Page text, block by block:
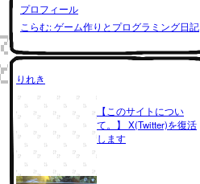
プロフィール
こらむ: ゲーム作りとプログラミング日記
りれき
【このサイトについ
て。】 X(Twitter)を復活
します